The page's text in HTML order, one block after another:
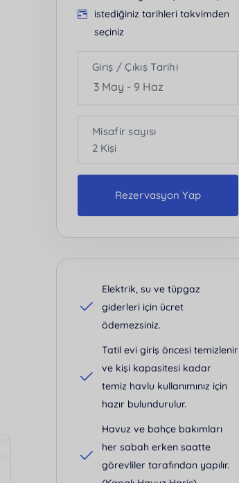
istediğiniz tarihleri takvimden
seçiniz
Giriş / Çıkış Tarihi
Misafir sayısı
2 Kişi
Kişi Sayısı
Rezervasyon Yap
Elektrik, su ve tüpgaz
giderleri için ücret
ödemezsiniz.
Tatil evi giriş öncesi temizlenir
ve kişi kapasitesi kadar
temiz havlu kullanımınız için
hazır bulundurulur.
Havuz ve bahçe bakımları
her sabah erken saatte
görevliler tarafından yapılır.